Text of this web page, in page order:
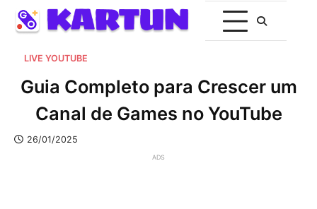
LIVE YOUTUBE
Guia Completo para Crescer um
Canal de Games no YouTube
26/01/2025
ADS